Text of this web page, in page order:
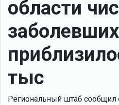
области
заболевших
тыс
Региональный штаб сообщил